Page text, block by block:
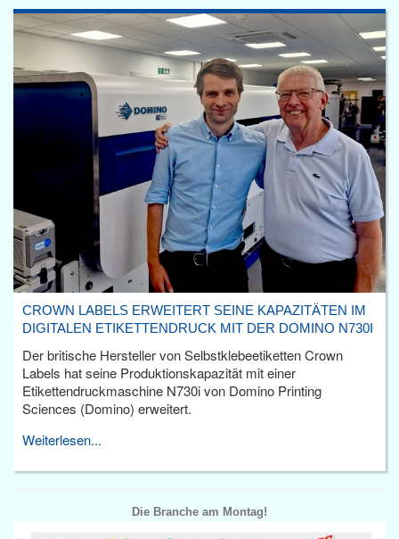
CROWN LABELS ERWEITERT SEINE KAPAZITÄTEN IM
DIGITALEN ETIKETTENDRUCK MIT DER DOMINO N730I
Der britische Hersteller von Selbstklebeetiketten Crown
Labels hat seine Produktionskapazität mit einer
Etikettendruckmaschine N730i von Domino Printing
Sciences (Domino) erweitert.
Weiterlesen...
Die Branche am Montag!